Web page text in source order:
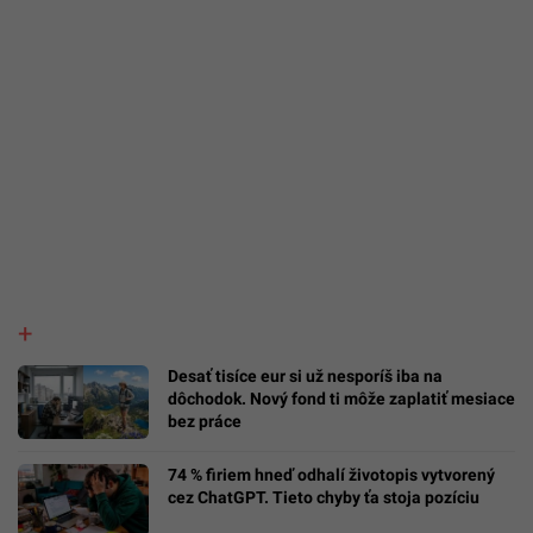
Desať tisíce eur si už nesporíš iba na
dôchodok. Nový fond ti môže zaplatiť mesiace
bez práce
74 % firiem hneď odhalí životopis vytvorený
cez ChatGPT. Tieto chyby ťa stoja pozíciu